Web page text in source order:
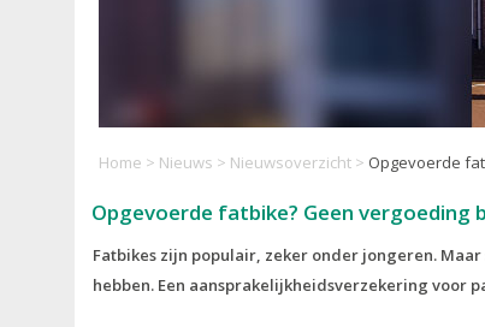
Home > Nieuws > Nieuwsoverzicht > Opgevoerde
Opgevoerde fatbike? Geen vergoeding
Fatbikes zijn populair, zeker onder jongeren.
hebben. Een aansprakelijkheidsverzekering voor